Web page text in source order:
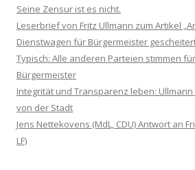
Seine Zensur ist es nicht.
Leserbrief von Fritz Ullmann zum Artikel
Dienstwagen für Bürgermeister
Typisch: Alle anderen Parteien stimmen
Bürgermeister
Integrität und Transparenz leben:
von der Stadt
Jens Nettekovens (MdL, CDU) Antwort an
LF)